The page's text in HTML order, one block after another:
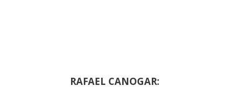
RAFAEL CANOGAR: